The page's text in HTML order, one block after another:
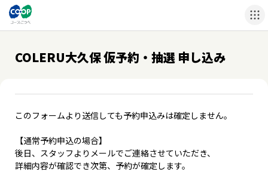
COLERU大久保 仮予約・抽選 申し込み
このフォームより送信しても予約申込みは確定しません。
【通常予約申込の場合】
後日、スタッフよりメールでご連絡させていただき、
詳細内容が確認でき次第、予約が確定します。